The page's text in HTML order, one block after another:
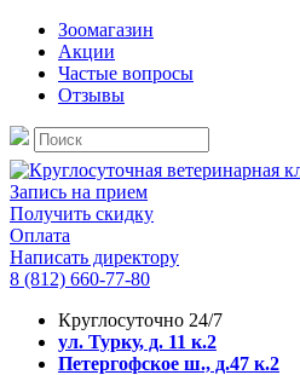
Зоомагазин
Акции
Частые вопросы
Отзывы
Запись на прием
Получить скидку
Оплата
Написать директору
8 (812) 660-77-80
Круглосуточно 24/7
ул. Турку, д. 11 к.2
Петергофское ш., д.47 к.2